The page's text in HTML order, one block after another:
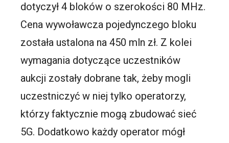
dotyczył 4 bloków o szerokości 80 MHz.
Cena wywoławcza pojedynczego bloku
została ustalona na 450 mln zł. Z kolei
wymagania dotyczące uczestników
aukcji zostały dobrane tak, żeby mogli
uczestniczyć w niej tylko operatorzy,
którzy faktycznie mogą zbudować sieć
5G. Dodatkowo każdy operator mógł